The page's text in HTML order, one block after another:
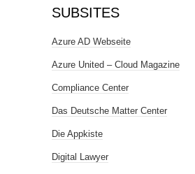
SUBSITES
Azure AD Webseite
Azure United – Cloud Magazine
Compliance Center
Das Deutsche Matter Center
Die Appkiste
Digital Lawyer